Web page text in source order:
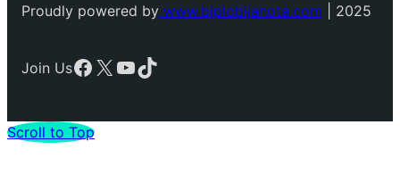
Proudly powered by www.biplobijanota.com | 2025
Join UsFacebook
X YouTube
TikTok
Scroll to Top